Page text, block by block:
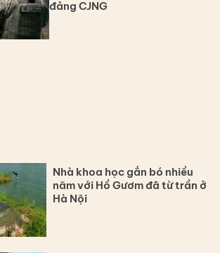
đảng CJNG
Nhà khoa học gắn bó nhiều
năm với Hồ Gươm đã từ trần ở
Hà Nội